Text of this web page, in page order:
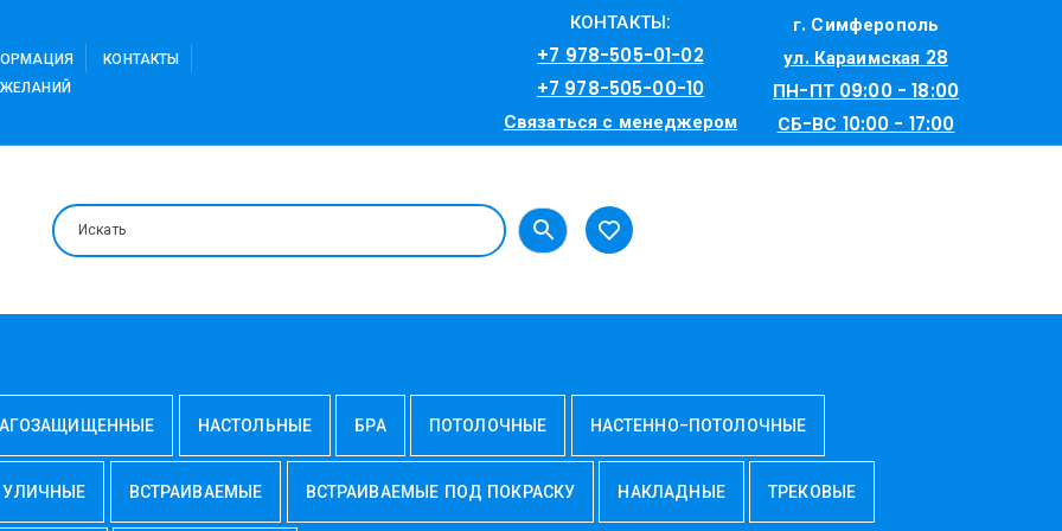
КОНТАКТЫ
КОНТАКТЫ:
+7 978-505-01-02
+7 978-505-00-10
Связаться с менеджером
г. Симферополь
ул. Караимская 28
ПН-ПТ 09:00 - 18:00
СБ-ВС 10:00 - 17:00
НАСТОЛЬНЫЕ БРА ПОТОЛОЧНЫЕ НАСТЕННО-ПОТОЛОЧНЫЕ
УЛИЧНЫЕ ВСТРАИВАЕМЫЕ ВСТРАИВАЕМЫЕ ПОД ПОКРАСКУ НАКЛАДНЫЕ ТРЕКОВЫЕ